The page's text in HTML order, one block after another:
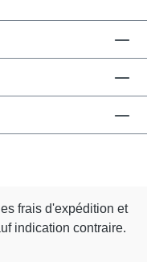
frais d'expédition et
indication contraire.